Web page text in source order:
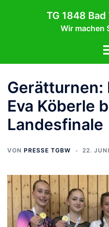
TG 1848
Wir machen
Gerätturnen:
Eva Köberle
Landesfinale
VON PRESSE TGBW 22.